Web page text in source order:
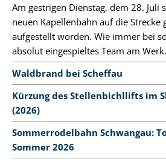
Am gestrigen Dienstag, dem 28. Juli
neuen Kapellenbahn auf die Strecke
aufgestellt worden. Wie immer bei
absolut eingespieltes Team am Werk.
Waldbrand bei Scheffau
Kürzung des Stellenbichllifts im
(2026)
Sommerrodelbahn Schwangau:
Sommer 2026